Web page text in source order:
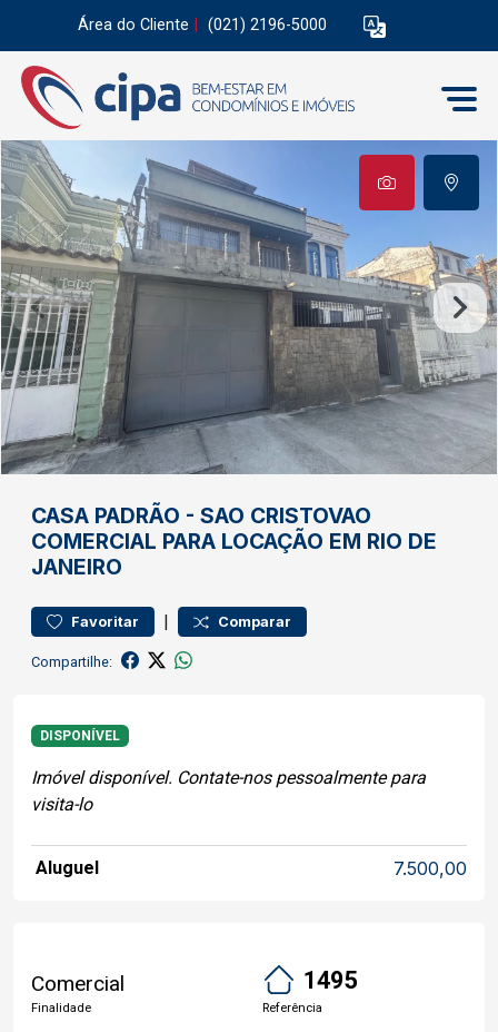
Área do Cliente (021) 2196-5000
CASA PADRÃO - SAO CRISTOVAO
COMERCIAL PARA LOCAÇÃO EM RIO DE
JANEIRO
Favoritar | Comparar
Compartilhe:
DISPONÍVEL
Imóvel disponível. Contate-nos pessoalmente para
visita-lo
Aluguel 7.500,00
Comercial
Finalidade
1495
Referência